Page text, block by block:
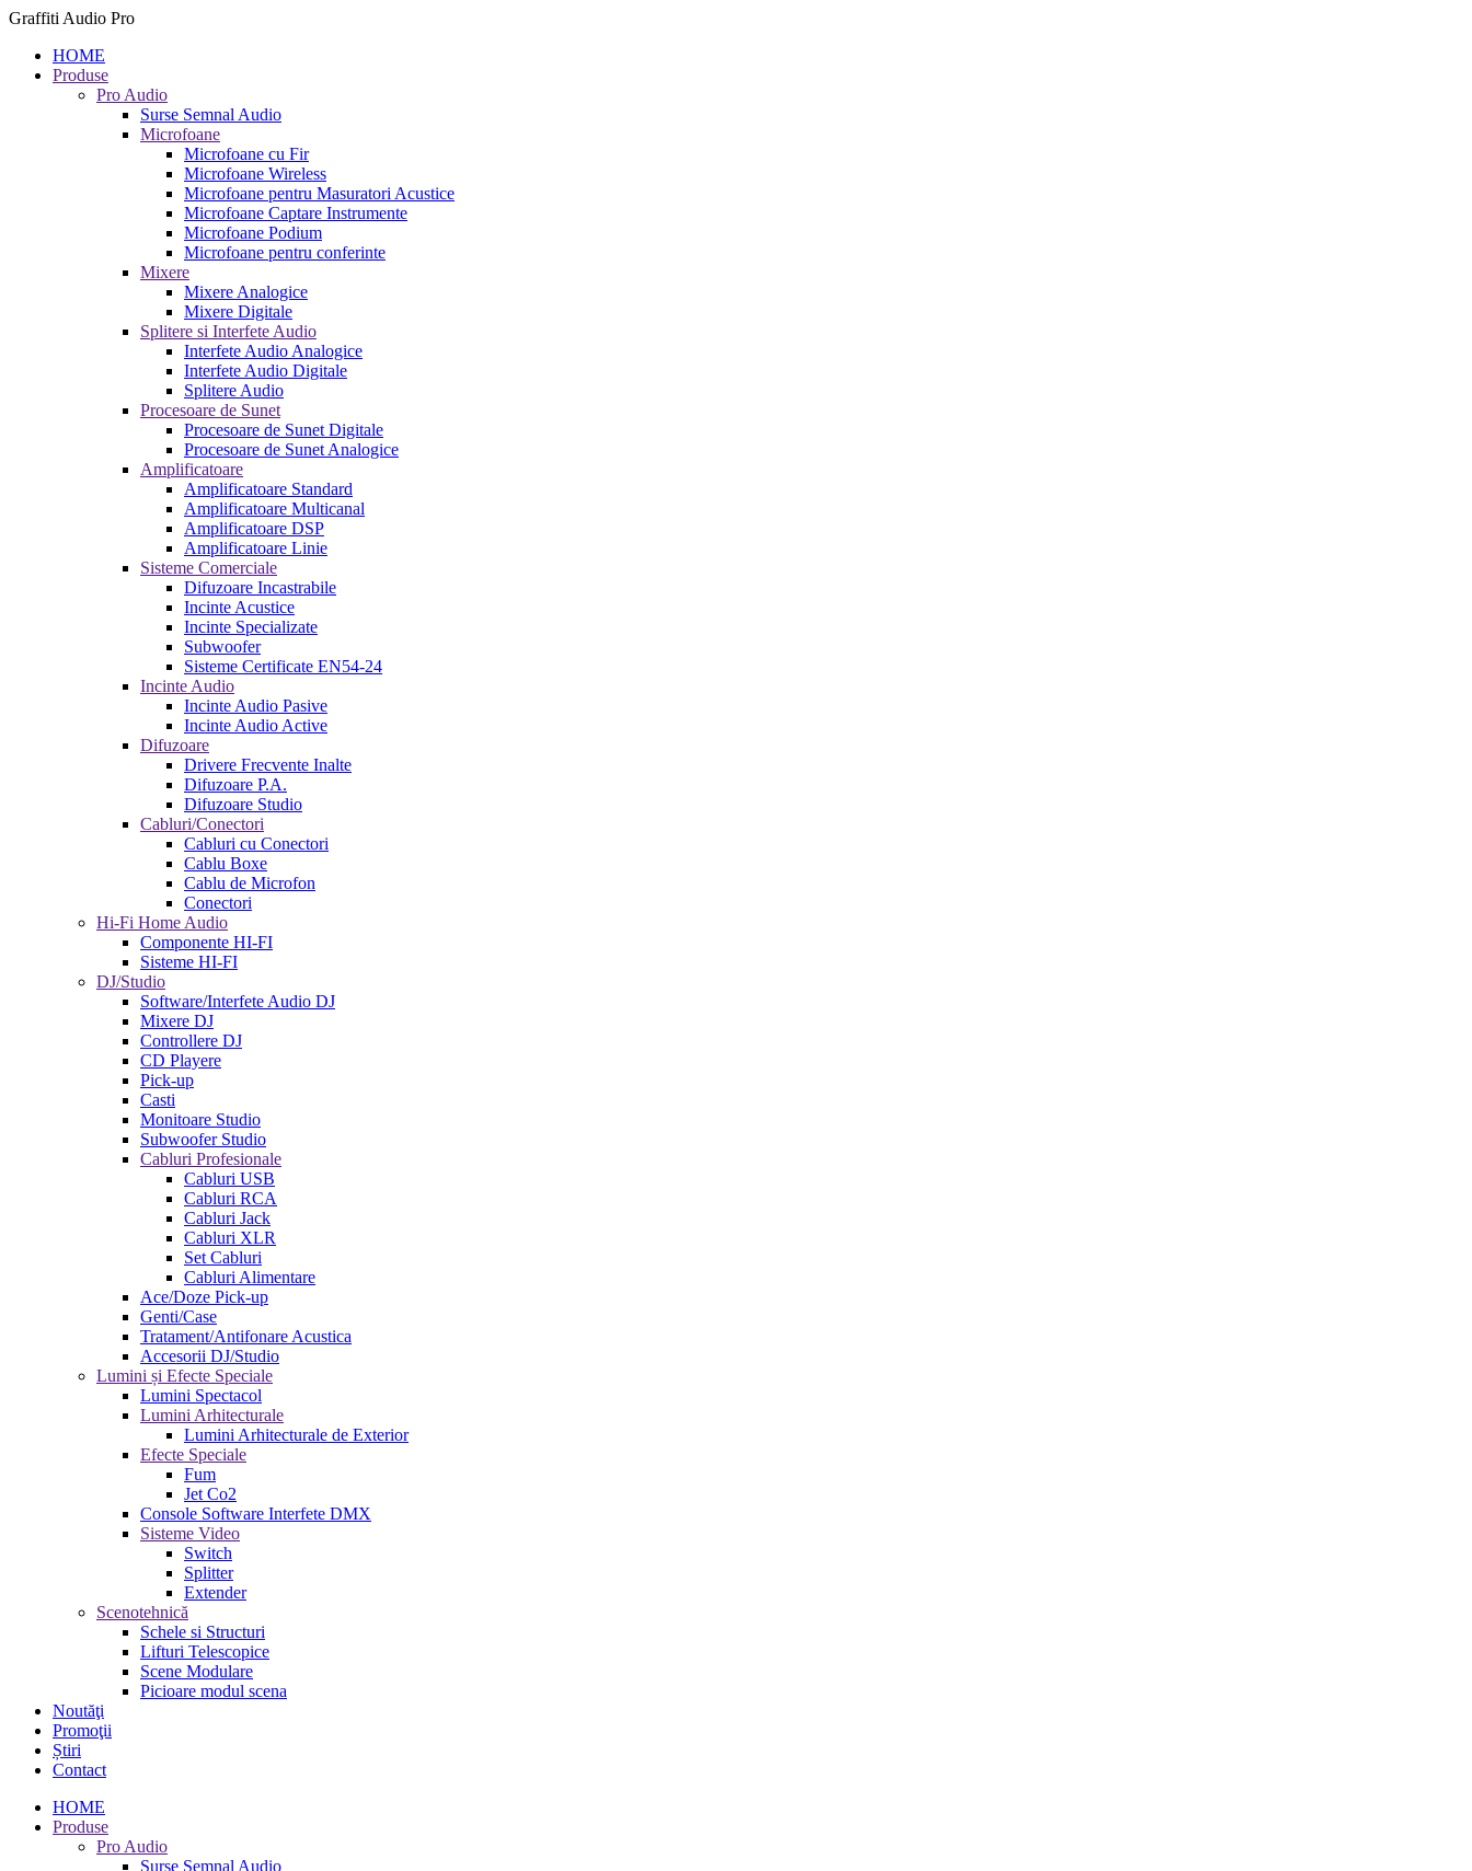
Graffiti Audio Pro
HOME
Produse
Pro Audio
Surse Semnal Audio
Microfoane
Microfoane cu Fir
Microfoane Wireless
Microfoane pentru Masuratori Acustice
Microfoane Captare Instrumente
Microfoane Podium
Microfoane pentru conferinte
Mixere
Mixere Analogice
Mixere Digitale
Splitere si Interfete Audio
Interfete Audio Analogice
Interfete Audio Digitale
Splitere Audio
Procesoare de Sunet
Procesoare de Sunet Digitale
Procesoare de Sunet Analogice
Amplificatoare
Amplificatoare Standard
Amplificatoare Multicanal
Amplificatoare DSP
Amplificatoare Linie
Sisteme Comerciale
Difuzoare Incastrabile
Incinte Acustice
Incinte Specializate
Subwoofer
Sisteme Certificate EN54-24
Incinte Audio
Incinte Audio Pasive
Incinte Audio Active
Difuzoare
Drivere Frecvente Inalte
Difuzoare P.A.
Difuzoare Studio
Cabluri/Conectori
Cabluri cu Conectori
Cablu Boxe
Cablu de Microfon
Conectori
Hi-Fi Home Audio
Componente HI-FI
Sisteme HI-FI
DJ/Studio
Software/Interfete Audio DJ
Mixere DJ
Controllere DJ
CD Playere
Pick-up
Casti
Monitoare Studio
Subwoofer Studio
Cabluri Profesionale
Cabluri USB
Cabluri RCA
Cabluri Jack
Cabluri XLR
Set Cabluri
Cabluri Alimentare
Ace/Doze Pick-up
Genti/Case
Tratament/Antifonare Acustica
Accesorii DJ/Studio
Lumini și Efecte Speciale
Lumini Spectacol
Lumini Arhitecturale
Lumini Arhitecturale de Exterior
Efecte Speciale
Fum
Jet Co2
Console Software Interfete DMX
Sisteme Video
Switch
Splitter
Extender
Scenotehnică
Schele si Structuri
Lifturi Telescopice
Scene Modulare
Picioare modul scena
Noutăţi
Promoţii
Știri
Contact
HOME
Produse
Pro Audio
Surse Semnal Audio